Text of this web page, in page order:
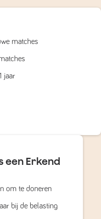
matches
jaar
een Erkend
om te doneren
bij de belasting